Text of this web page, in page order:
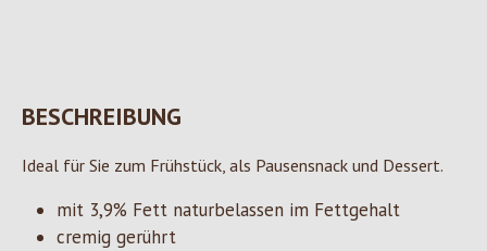
BESCHREIBUNG
Ideal für Sie zum Frühstück, als Pausensnack und Dessert.
mit 3,9% Fett naturbelassen im Fettgehalt
cremig gerührt